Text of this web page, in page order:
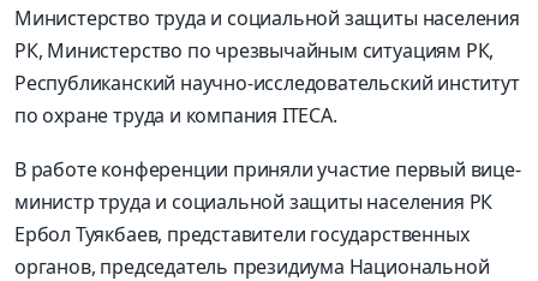
Министерство труда и социальной защиты населения
РК, Министерство по чрезвычайным ситуациям РК,
Республиканский научно-исследовательский институт
по охране труда и компания ITECA.
В работе конференции приняли участие первый вице-
министр труда и социальной защиты населения РК
Ербол Туякбаев, представители государственных
органов, председатель президиума Национальной